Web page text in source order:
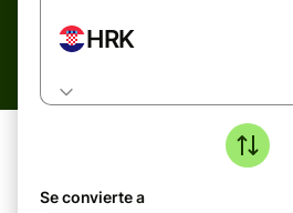
HRK
Se convierte a